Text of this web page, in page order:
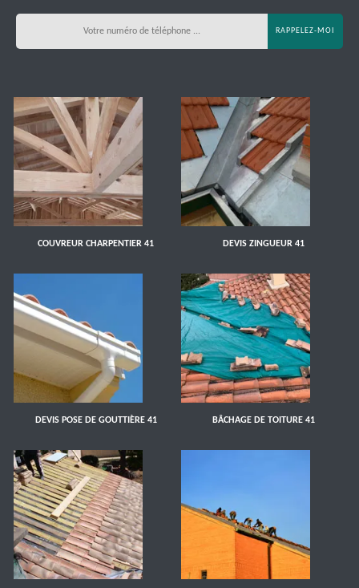
COUVREUR CHARPENTIER 41 DEVIS ZINGUEUR 41
DEVIS POSE DE GOUTTIÈRE 41 BÂCHAGE DE TOITURE 41